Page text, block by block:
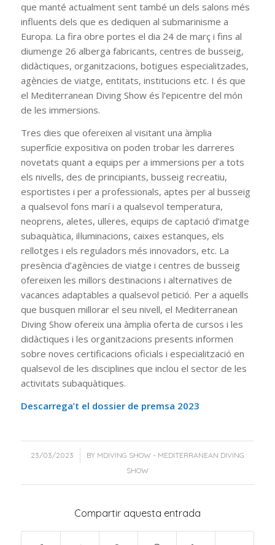
que manté actualment sent també un dels salons més
influents dels que es dediquen al submarinisme a
Europa. La fira obre portes el dia 24 de març i fins al
diumenge 26 alberga fabricants, centres de busseig,
didàctiques, organitzacions, botigues especialitzades,
agències de viatge, entitats, institucions etc. I és que
el Mediterranean Diving Show és l’epicentre del món
de les immersions.
Tres dies que ofereixen al visitant una àmplia
superfície expositiva on poden trobar les darreres
novetats quant a equips per a immersions per a tots
els nivells, des de principiants, busseig recreatiu,
esportistes i per a professionals, aptes per al busseig
a qualsevol fons marí i a qualsevol temperatura,
neoprens, aletes, ulleres, equips de captació d’imatge
subaquàtica, il·luminacions, caixes estanques, els
rellotges i els reguladors més innovadors, etc. La
presència d’agències de viatge i centres de busseig
ofereixen les millors destinacions i alternatives de
vacances adaptables a qualsevol petició. Per a aquells
que busquen millorar el seu nivell, el Mediterranean
Diving Show ofereix una àmplia oferta de cursos i les
didàctiques i les organitzacions presents informen
sobre noves certificacions oficials i especialització en
qualsevol de les disciplines que inclou el sector de les
activitats subaquàtiques.
Descarrega’t el dossier de premsa 2023
23/03/2023
/ BY MDIVING SHOW - MEDITERRANEAN DIVING
SHOW
Compartir aquesta entrada